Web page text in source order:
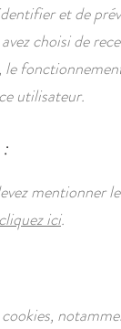
et de
choisi de
le
utilisateur.
mentionner
cliquez ici.